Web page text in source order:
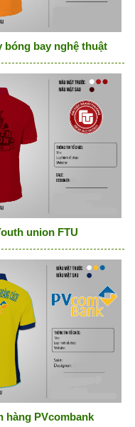
bóng bay nghệ thuật
union FTU
hàng PVcombank